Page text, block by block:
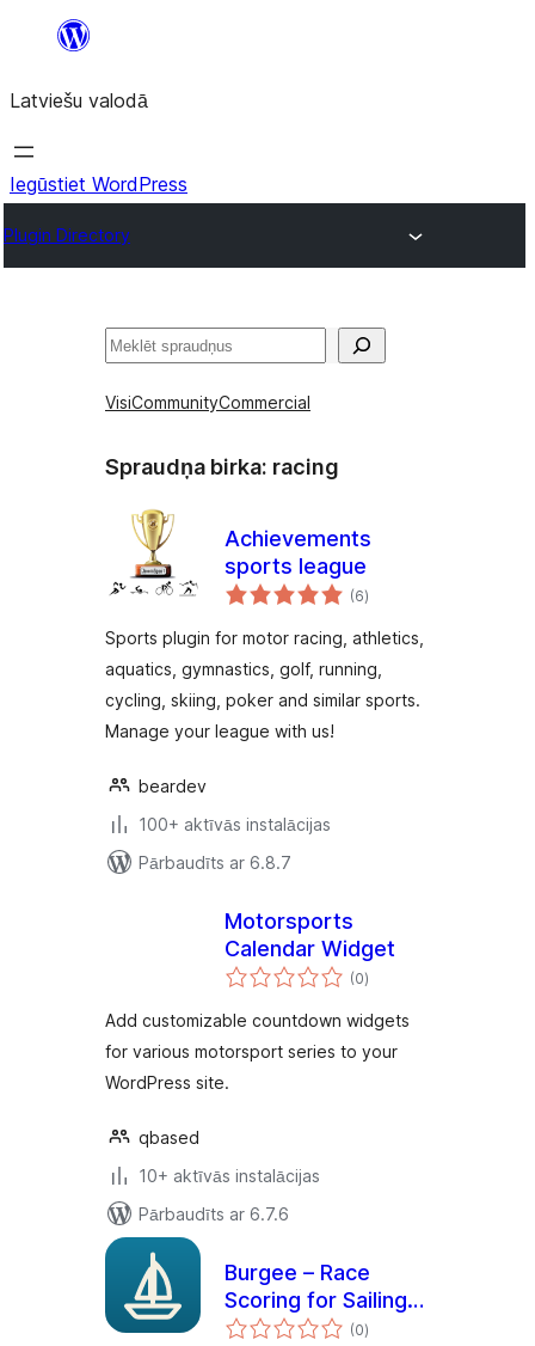
Pāriet
saturu
Latviešu valodā
Iegūstiet WordPress
Plugin Directory
Meklēt
VisiCommunityCommercial
Spraudņa birka: racing
Achievements
sports league
(6vērtējumu
kopsumma
)
Sports plugin for motor racing, athletics,
aquatics, gymnastics, golf, running,
cycling, skiing, poker and similar sports.
Manage your league with us!
beardev
100+ aktīvās instalācijas
Pārbaudīts ar 6.8.7
Motorsports
Calendar Widget
(0vērtējumu
kopsumma
)
Add customizable countdown widgets
for various motorsport series to your
WordPress site.
qbased
10+ aktīvās instalācijas
Pārbaudīts ar 6.7.6
Burgee – Race
Scoring for Sailing
Clubs
(0vērtējumu
kopsumma
)